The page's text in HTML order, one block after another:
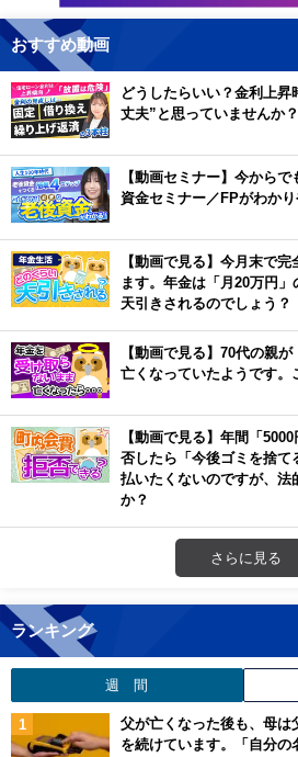
おすすめ動画
どうしたらいい？金利上
丈夫”と思っていませんか
【動画セミナー】今から
資金セミナー／FPがわかり
【動画で見る】今月末で
ます。年金は「月20万円
天引きされるのでしょう？
【動画で見る】70代の親
亡くなっていたようです
【動画で見る】年間「
否したら「今後ゴミを捨て
払いたくないのですが、法
か？
さらに見る
ランキング
週 間
父が亡くなった後も、母は
を続けています。「自分の